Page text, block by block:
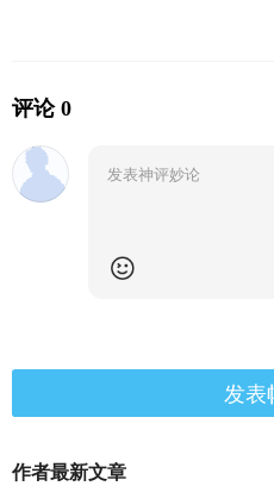
评论 0
发表
作者最新文章